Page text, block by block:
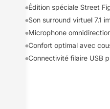
Édition spéciale Street
Son surround virtuel 7.1
Microphone
Confort optimal avec
Connectivité filaire USB